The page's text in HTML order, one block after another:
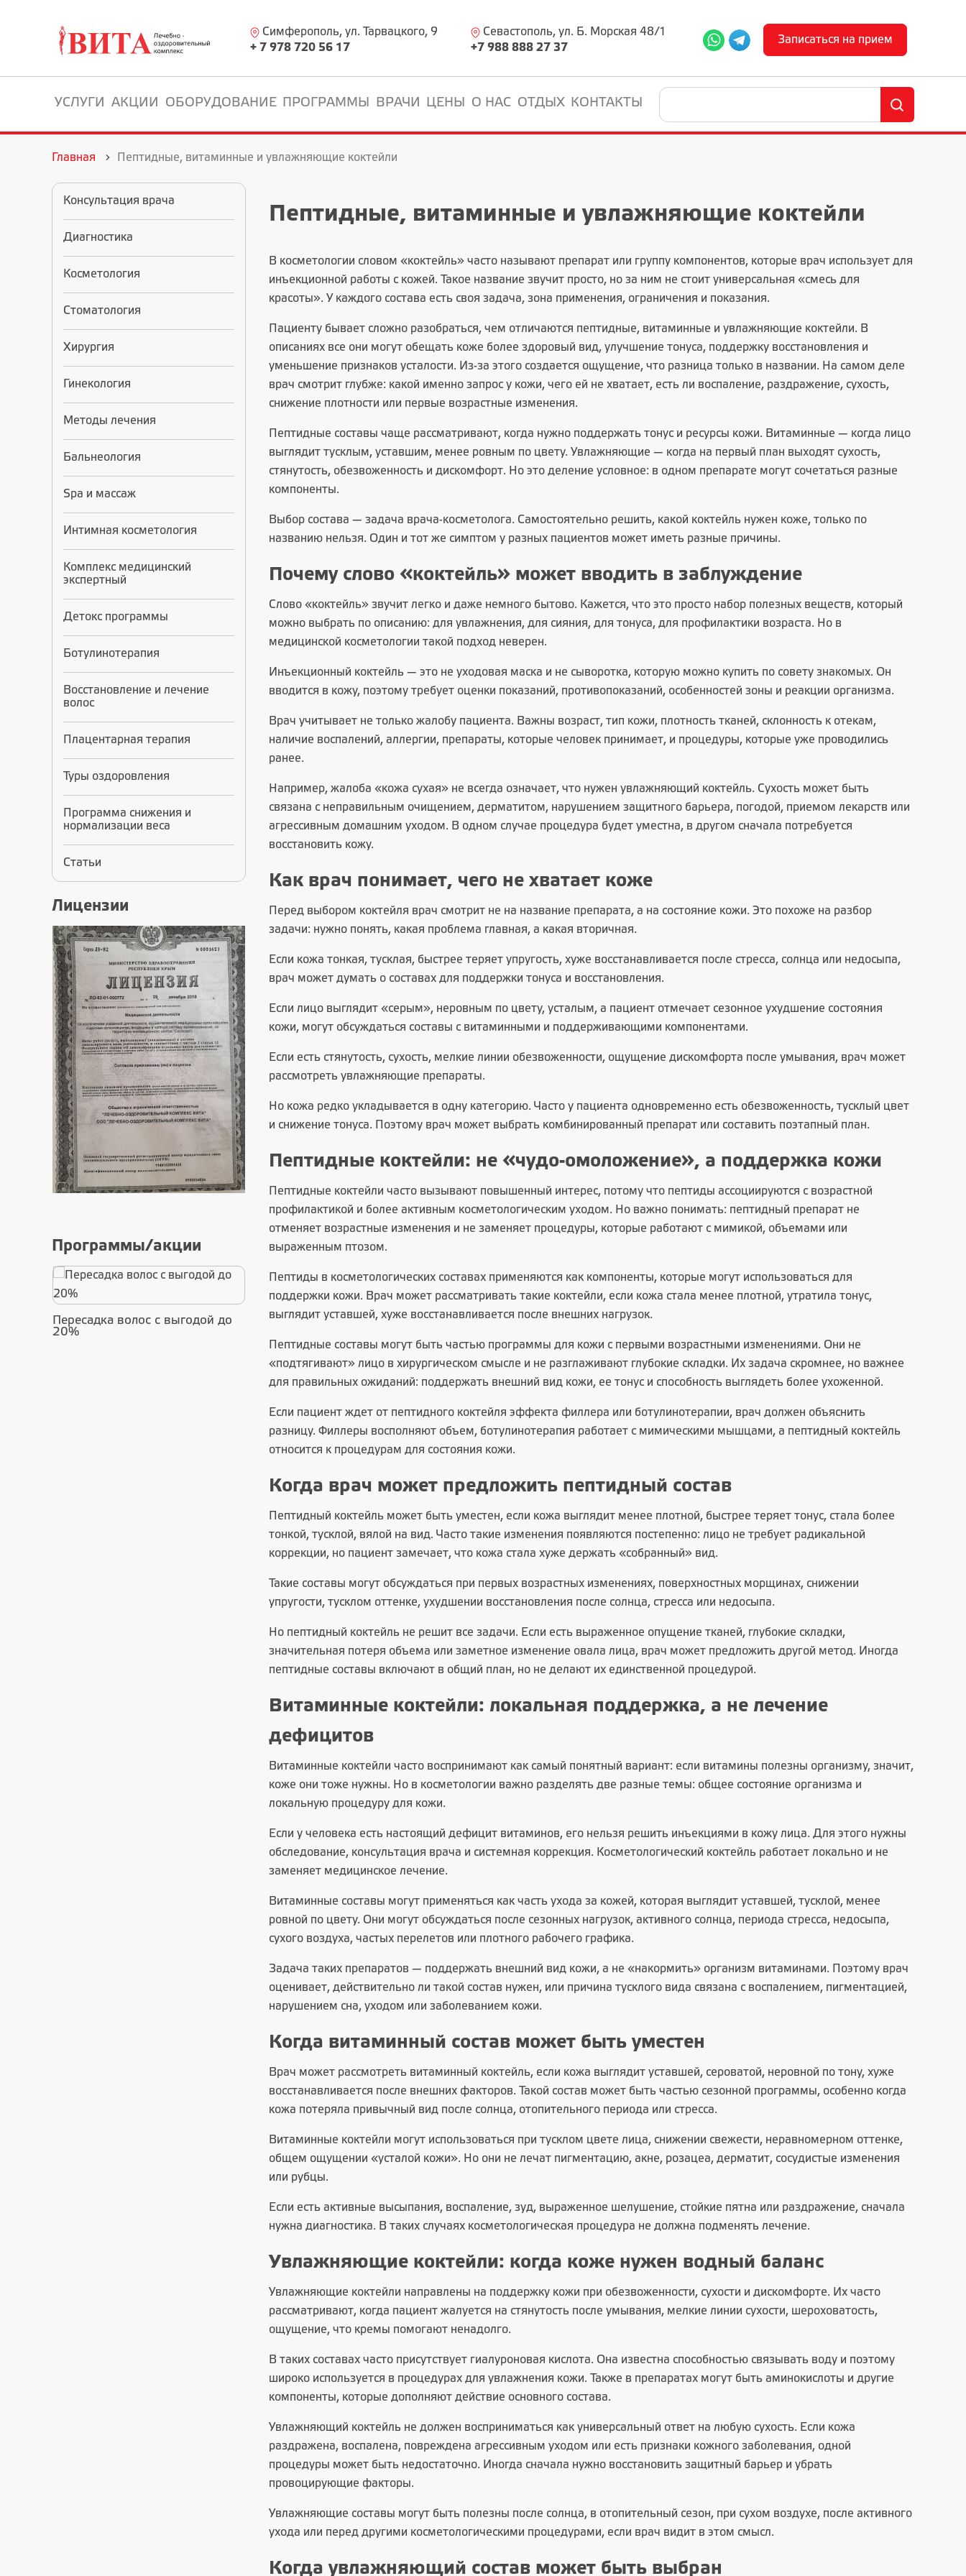
Симферополь, ул. Тарвацкого, 9
+ 7 978 720 56 17
Севастополь, ул. Б. Морская 48/1
+7 988 888 27 37
Записаться на прием
УСЛУГИ АКЦИИ ОБОРУДОВАНИЕ ПРОГРАММЫ ВРАЧИ ЦЕНЫ О НАС ОТДЫХ КОНТАКТЫ
Главная Пептидные, витаминные и увлажняющие коктейли
Консультация врача
Диагностика
Косметология
Стоматология
Хирургия
Гинекология
Методы лечения
Бальнеология
Spa и массаж
Интимная косметология
Комплекс медицинский
экспертный
Детокс программы
Ботулинотерапия
Восстановление и лечение
волос
Плацентарная терапия
Туры оздоровления
Программа снижения и
нормализации веса
Статьи
Лицензии
Программы/акции
Пересадка волос с выгодой до
20%
Пептидные, витаминные и увлажняющие коктейли
В косметологии словом «коктейль» часто называют препарат или группу компонентов, которые врач использует для
инъекционной работы с кожей. Такое название звучит просто, но за ним не стоит универсальная «смесь для
красоты». У каждого состава есть своя задача, зона применения, ограничения и показания.
Пациенту бывает сложно разобраться, чем отличаются пептидные, витаминные и увлажняющие коктейли. В
описаниях все они могут обещать коже более здоровый вид, улучшение тонуса, поддержку восстановления и
уменьшение признаков усталости. Из-за этого создается ощущение, что разница только в названии. На самом деле
врач смотрит глубже: какой именно запрос у кожи, чего ей не хватает, есть ли воспаление, раздражение, сухость,
снижение плотности или первые возрастные изменения.
Пептидные составы чаще рассматривают, когда нужно поддержать тонус и ресурсы кожи. Витаминные — когда лицо
выглядит тусклым, уставшим, менее ровным по цвету. Увлажняющие — когда на первый план выходят сухость,
стянутость, обезвоженность и дискомфорт. Но это деление условное: в одном препарате могут сочетаться разные
компоненты.
Выбор состава — задача врача-косметолога. Самостоятельно решить, какой коктейль нужен коже, только по
названию нельзя. Один и тот же симптом у разных пациентов может иметь разные причины.
Почему слово «коктейль» может вводить в заблуждение
Слово «коктейль» звучит легко и даже немного бытово. Кажется, что это просто набор полезных веществ, который
можно выбрать по описанию: для увлажнения, для сияния, для тонуса, для профилактики возраста. Но в
медицинской косметологии такой подход неверен.
Инъекционный коктейль — это не уходовая маска и не сыворотка, которую можно купить по совету знакомых. Он
вводится в кожу, поэтому требует оценки показаний, противопоказаний, особенностей зоны и реакции организма.
Врач учитывает не только жалобу пациента. Важны возраст, тип кожи, плотность тканей, склонность к отекам,
наличие воспалений, аллергии, препараты, которые человек принимает, и процедуры, которые уже проводились
ранее.
Например, жалоба «кожа сухая» не всегда означает, что нужен увлажняющий коктейль. Сухость может быть
связана с неправильным очищением, дерматитом, нарушением защитного барьера, погодой, приемом лекарств или
агрессивным домашним уходом. В одном случае процедура будет уместна, в другом сначала потребуется
восстановить кожу.
Как врач понимает, чего не хватает коже
Перед выбором коктейля врач смотрит не на название препарата, а на состояние кожи. Это похоже на разбор
задачи: нужно понять, какая проблема главная, а какая вторичная.
Если кожа тонкая, тусклая, быстрее теряет упругость, хуже восстанавливается после стресса, солнца или недосыпа,
врач может думать о составах для поддержки тонуса и восстановления.
Если лицо выглядит «серым», неровным по цвету, усталым, а пациент отмечает сезонное ухудшение состояния
кожи, могут обсуждаться составы с витаминными и поддерживающими компонентами.
Если есть стянутость, сухость, мелкие линии обезвоженности, ощущение дискомфорта после умывания, врач может
рассмотреть увлажняющие препараты.
Но кожа редко укладывается в одну категорию. Часто у пациента одновременно есть обезвоженность, тусклый цвет
и снижение тонуса. Поэтому врач может выбрать комбинированный препарат или составить поэтапный план.
Пептидные коктейли: не «чудо-омоложение», а поддержка кожи
Пептидные коктейли часто вызывают повышенный интерес, потому что пептиды ассоциируются с возрастной
профилактикой и более активным косметологическим уходом. Но важно понимать: пептидный препарат не
отменяет возрастные изменения и не заменяет процедуры, которые работают с мимикой, объемами или
выраженным птозом.
Пептиды в косметологических составах применяются как компоненты, которые могут использоваться для
поддержки кожи. Врач может рассматривать такие коктейли, если кожа стала менее плотной, утратила тонус,
выглядит уставшей, хуже восстанавливается после внешних нагрузок.
Пептидные составы могут быть частью программы для кожи с первыми возрастными изменениями. Они не
«подтягивают» лицо в хирургическом смысле и не разглаживают глубокие складки. Их задача скромнее, но важнее
для правильных ожиданий: поддержать внешний вид кожи, ее тонус и способность выглядеть более ухоженной.
Если пациент ждет от пептидного коктейля эффекта филлера или ботулинотерапии, врач должен объяснить
разницу. Филлеры восполняют объем, ботулинотерапия работает с мимическими мышцами, а пептидный коктейль
относится к процедурам для состояния кожи.
Когда врач может предложить пептидный состав
Пептидный коктейль может быть уместен, если кожа выглядит менее плотной, быстрее теряет тонус, стала более
тонкой, тусклой, вялой на вид. Часто такие изменения появляются постепенно: лицо не требует радикальной
коррекции, но пациент замечает, что кожа стала хуже держать «собранный» вид.
Такие составы могут обсуждаться при первых возрастных изменениях, поверхностных морщинах, снижении
упругости, тусклом оттенке, ухудшении восстановления после солнца, стресса или недосыпа.
Но пептидный коктейль не решит все задачи. Если есть выраженное опущение тканей, глубокие складки,
значительная потеря объема или заметное изменение овала лица, врач может предложить другой метод. Иногда
пептидные составы включают в общий план, но не делают их единственной процедурой.
Витаминные коктейли: локальная поддержка, а не лечение
дефицитов
Витаминные коктейли часто воспринимают как самый понятный вариант: если витамины полезны организму, значит,
коже они тоже нужны. Но в косметологии важно разделять две разные темы: общее состояние организма и
локальную процедуру для кожи.
Если у человека есть настоящий дефицит витаминов, его нельзя решить инъекциями в кожу лица. Для этого нужны
обследование, консультация врача и системная коррекция. Косметологический коктейль работает локально и не
заменяет медицинское лечение.
Витаминные составы могут применяться как часть ухода за кожей, которая выглядит уставшей, тусклой, менее
ровной по цвету. Они могут обсуждаться после сезонных нагрузок, активного солнца, периода стресса, недосыпа,
сухого воздуха, частых перелетов или плотного рабочего графика.
Задача таких препаратов — поддержать внешний вид кожи, а не «накормить» организм витаминами. Поэтому врач
оценивает, действительно ли такой состав нужен, или причина тусклого вида связана с воспалением, пигментацией,
нарушением сна, уходом или заболеванием кожи.
Когда витаминный состав может быть уместен
Врач может рассмотреть витаминный коктейль, если кожа выглядит уставшей, сероватой, неровной по тону, хуже
восстанавливается после внешних факторов. Такой состав может быть частью сезонной программы, особенно когда
кожа потеряла привычный вид после солнца, отопительного периода или стресса.
Витаминные коктейли могут использоваться при тусклом цвете лица, снижении свежести, неравномерном оттенке,
общем ощущении «усталой кожи». Но они не лечат пигментацию, акне, розацеа, дерматит, сосудистые изменения
или рубцы.
Если есть активные высыпания, воспаление, зуд, выраженное шелушение, стойкие пятна или раздражение, сначала
нужна диагностика. В таких случаях косметологическая процедура не должна подменять лечение.
Увлажняющие коктейли: когда коже нужен водный баланс
Увлажняющие коктейли направлены на поддержку кожи при обезвоженности, сухости и дискомфорте. Их часто
рассматривают, когда пациент жалуется на стянутость после умывания, мелкие линии сухости, шероховатость,
ощущение, что кремы помогают ненадолго.
В таких составах часто присутствует гиалуроновая кислота. Она известна способностью связывать воду и поэтому
широко используется в процедурах для увлажнения кожи. Также в препаратах могут быть аминокислоты и другие
компоненты, которые дополняют действие основного состава.
Увлажняющий коктейль не должен восприниматься как универсальный ответ на любую сухость. Если кожа
раздражена, воспалена, повреждена агрессивным уходом или есть признаки кожного заболевания, одной
процедуры может быть недостаточно. Иногда сначала нужно восстановить защитный барьер и убрать
провоцирующие факторы.
Увлажняющие составы могут быть полезны после солнца, в отопительный сезон, при сухом воздухе, после активного
ухода или перед другими косметологическими процедурами, если врач видит в этом смысл.
Когда увлажняющий состав может быть выбран